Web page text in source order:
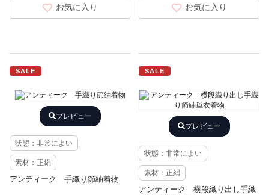
お気に入り お気に入り
SALE
プレビュー
状態：非常によい
素材：正絹
アンティーク 手織り節紬着物
SALE
プレビュー
状態：非常によい
素材：正絹
アンティーク 横段織り出し手織